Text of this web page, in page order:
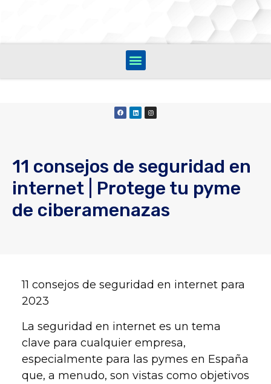
11 consejos de seguridad en
internet | Protege tu pyme
de ciberamenazas
11 consejos de seguridad en internet para
2023
La seguridad en internetes un tema
clave para cualquier empresa,
especialmente para las pymes en España
que, a menudo, son vistas como objetivos